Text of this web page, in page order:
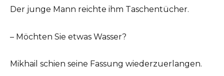
Der junge Mann reichte ihm Taschentücher.
– Möchten Sie etwas Wasser?
Mikhail schien seine Fassung wiederzuerlangen.